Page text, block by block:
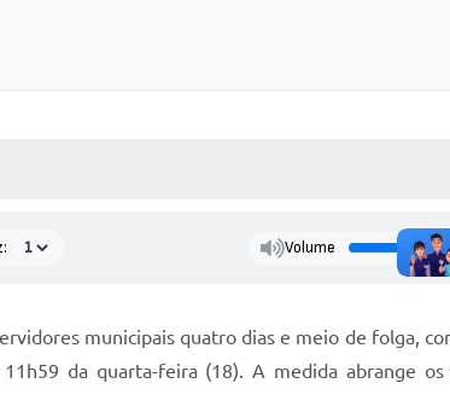
Volume
municipais quatro dias e meio de folga,
da quarta-feira (18). A medida abrange os